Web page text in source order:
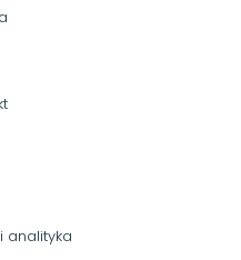
analityka